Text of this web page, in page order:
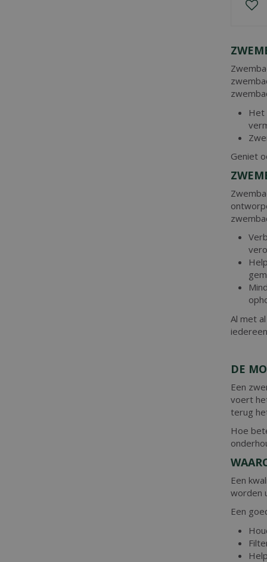
Het
Geniet
Al met
DE
Een
voert
terug
Hoe
Een
worden
Een